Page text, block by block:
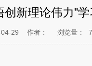
创新理论伟力”
29 作者： 浏览量：